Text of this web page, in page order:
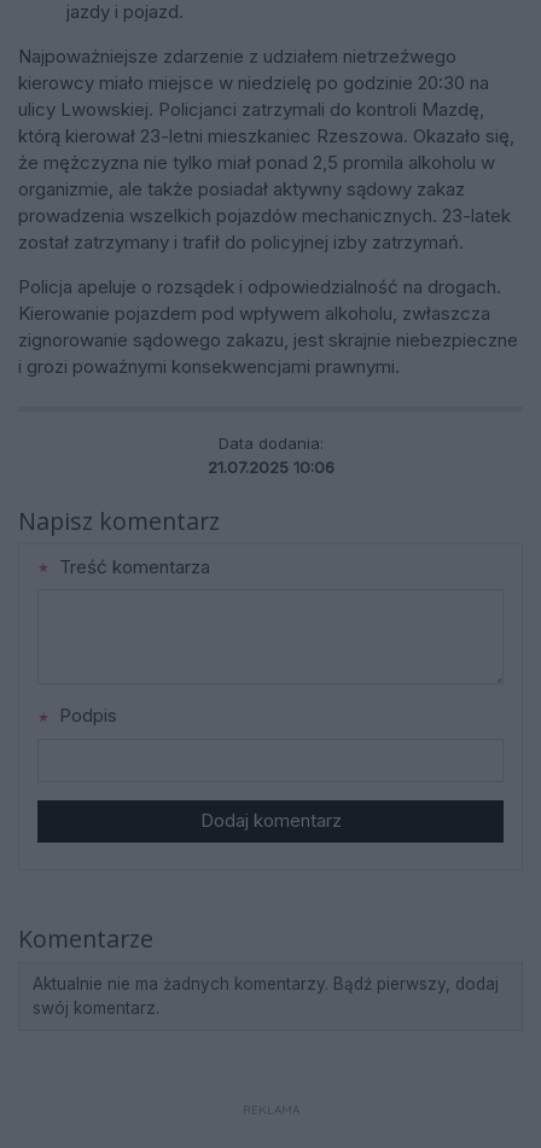
jazdy i pojazd.
Najpoważniejsze zdarzenie z udziałem nietrzeźwego
kierowcy miało miejsce w niedzielę po godzinie 20:30 na
ulicy Lwowskiej. Policjanci zatrzymali do kontroli Mazdę,
którą kierował 23-letni mieszkaniec Rzeszowa. Okazało się,
że mężczyzna nie tylko miał ponad 2,5 promila alkoholu w
organizmie, ale także posiadał aktywny sądowy zakaz
prowadzenia wszelkich pojazdów mechanicznych. 23-latek
został zatrzymany i trafił do policyjnej izby zatrzymań.
Policja apeluje o rozsądek i odpowiedzialność na drogach.
Kierowanie pojazdem pod wpływem alkoholu, zwłaszcza
zignorowanie sądowego zakazu, jest skrajnie niebezpieczne
i grozi poważnymi konsekwencjami prawnymi.
Data dodania:
21.07.2025 10:06
Napisz komentarz
Treść komentarza
Podpis
Dodaj komentarz
Komentarze
Aktualnie nie ma żadnych komentarzy. Bądź pierwszy, dodaj
swój komentarz.
REKLAMA